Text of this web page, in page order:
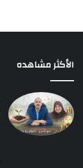
الأكثر مشاهده